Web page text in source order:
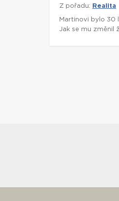
Z pořadu: Realita
Martinovi bylo 30
Jak se mu změnil